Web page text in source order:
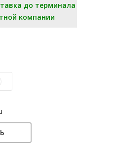
до терминала
компании